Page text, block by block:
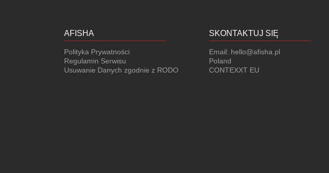
AFISHA
Polityka Prywatności
Regulamin Serwisu
Usuwanie Danych zgodnie z RODO
SKONTAKTUJ SIĘ
Email: hello@afisha.pl
Poland
CONTEXXT EU